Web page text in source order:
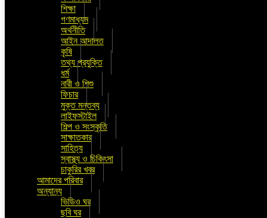
শিক্ষা
গণমাধ্যম
অর্থনীতি
আইন আদালত
কৃষি
তথ্য প্রযুক্তি
ধর্ম
নারী ও শিশু
ফিচার
মুক্ত মন্তব্য
লাইফস্টাইল
শিল্প ও সংস্কৃতি
সাক্ষাতকার
সাহিত্য
স্বাস্থ্য ও চিকিৎসা
চাকুরির খবর
আমাদের পরিবার
অন্যান্য
ভিডিও ঘর
ছবি ঘর